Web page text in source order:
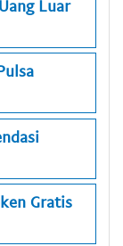
Luar
Gratis